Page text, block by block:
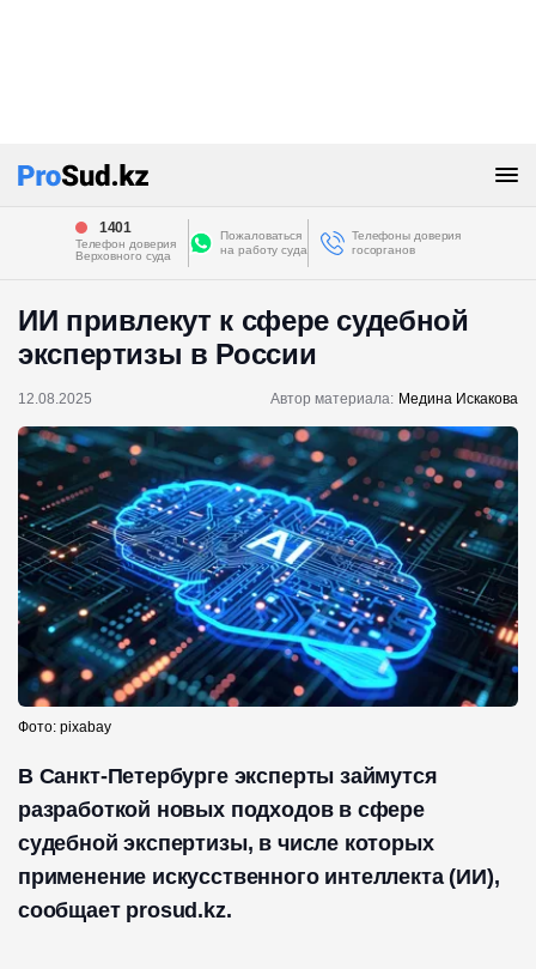
1401
Телефон доверия
Верховного суда
Пожаловаться
на работу суда
Телефоны доверия
госорганов
ИИ привлекут к сфере судебной
экспертизы в России
12.08.2025 Автор материала: Медина Искакова
Фото: pixabay
В Санкт-Петербурге эксперты займутся
разработкой новых подходов в сфере
судебной экспертизы, в числе которых
применение искусственного интеллекта (ИИ),
сообщает prosud.kz.